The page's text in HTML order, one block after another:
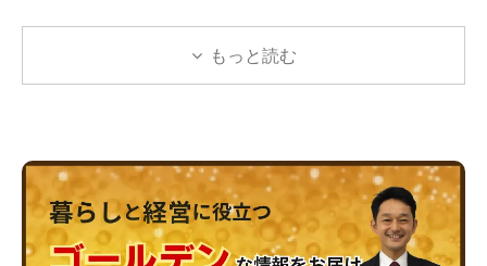
もっと読む